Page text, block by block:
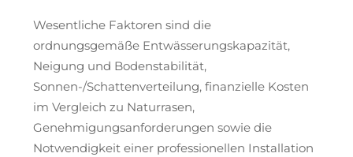
Wesentliche Faktoren sind die
ordnungsgemäße Entwässerungskapazität,
Neigung und Bodenstabilität,
Sonnen-/Schattenverteilung, finanzielle Kosten
im Vergleich zu Naturrasen,
Genehmigungsanforderungen sowie die
Notwendigkeit einer professionellen Installation